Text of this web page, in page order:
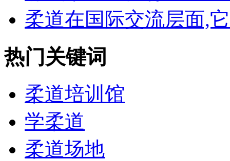
柔道在国际交流层面,
热门关键词
柔道培训馆
学柔道
柔道场地